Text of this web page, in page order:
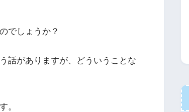
でしょうか？
話がありますが、どういうことな
。